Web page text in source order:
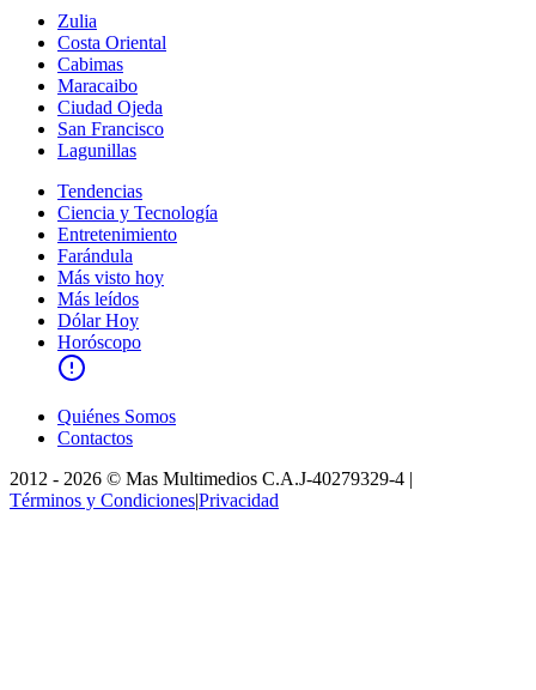
Zulia
Costa Oriental
Cabimas
Maracaibo
Ciudad Ojeda
San Francisco
Lagunillas
Tendencias
Ciencia y Tecnología
Entretenimiento
Farándula
Más visto hoy
Más leídos
Dólar Hoy
Horóscopo
Quiénes Somos
Contactos
2012 - 2026 © Mas Multimedios C.A.J-40279329-4 |
Términos y Condiciones|Privacidad